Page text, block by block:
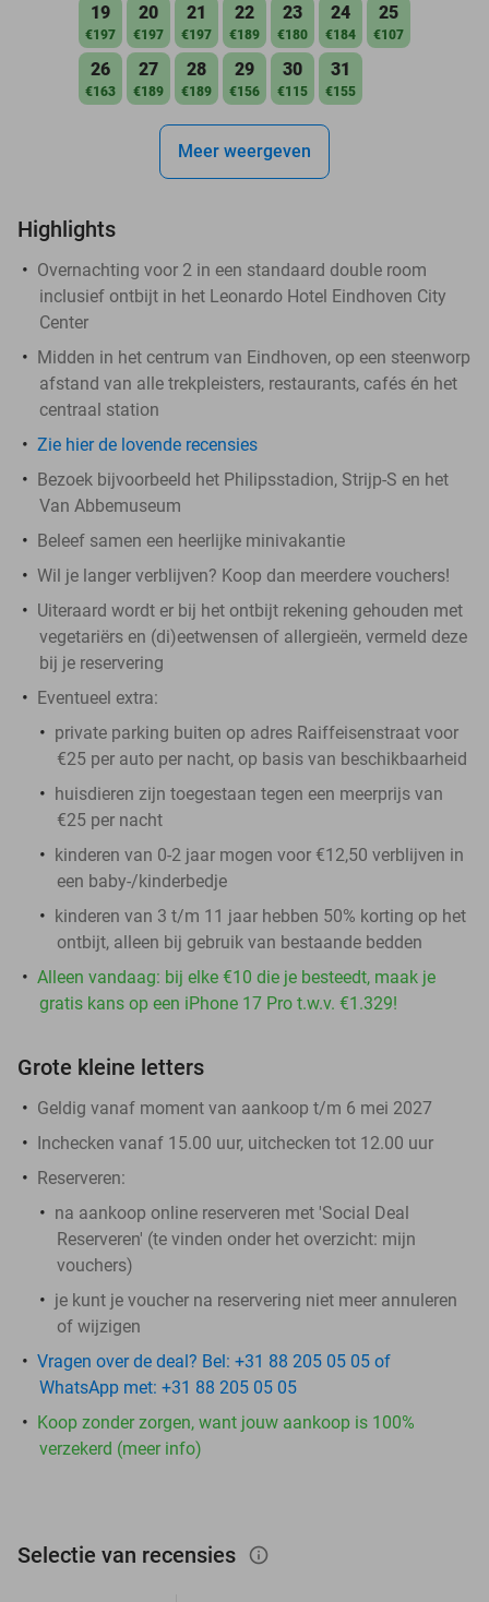
19
€197
20
€197
21
€197
22
€189
23
€180
24
€184
25
€107
26
€163
27
€189
28
€189
29
€156
30
€115
31
€155
Meer weergeven
Highlights
Overnachting voor 2 in een standaard double room
inclusief ontbijt in het Leonardo Hotel Eindhoven City
Center
Midden in het centrum van Eindhoven, op een steenworp
afstand van alle trekpleisters, restaurants, cafés én het
centraal station
Zie hier de lovende recensies
Bezoek bijvoorbeeld het Philipsstadion, Strijp-S en het
Van Abbemuseum
Beleef samen een heerlijke minivakantie
Wil je langer verblijven? Koop dan meerdere vouchers!
Uiteraard wordt er bij het ontbijt rekening gehouden met
vegetariërs en (di)eetwensen of allergieën, vermeld deze
bij je reservering
Eventueel extra:
private parking buiten op adres Raiffeisenstraat voor
€25 per auto per nacht, op basis van beschikbaarheid
huisdieren zijn toegestaan tegen een meerprijs van
€25 per nacht
kinderen van 0-2 jaar mogen voor €12,50 verblijven in
een baby-/kinderbedje
kinderen van 3 t/m 11 jaar hebben 50% korting op het
ontbijt, alleen bij gebruik van bestaande bedden
Alleen vandaag: bij elke €10 die je besteedt, maak je
gratis kans op een iPhone 17 Pro t.w.v. €1.329!
Grote kleine letters
Geldig vanaf moment van aankoop t/m 6 mei 2027
Inchecken vanaf 15.00 uur, uitchecken tot 12.00 uur
Reserveren:
na aankoop online reserveren met 'Social Deal
Reserveren' (te vinden onder het overzicht: mijn
vouchers)
je kunt je voucher na reservering niet meer annuleren
of wijzigen
Vragen over de deal? Bel: +31 88 205 05 05 of
WhatsApp met: +31 88 205 05 05
Koop zonder zorgen, want jouw aankoop is 100%
verzekerd (meer info)
Selectie van recensies info_outlined